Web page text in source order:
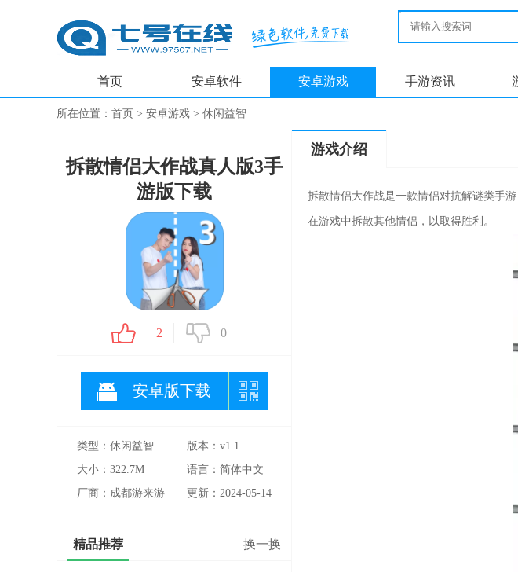
首页 安卓软件 安卓游戏 手游资讯
所在位置： 首页 > 安卓游戏 > 休闲益智
拆散情侣大作战真人版3手
游版下载
2 0
安卓版下载
类型：休闲益智
版本：v1.1
大小：322.7M
语言：简体中文
厂商：成都游来游
司
更新：2024-05-14
精品推荐 换一换
游戏介绍
拆散情侣大作战是一款情侣对抗解谜类手
在游戏中拆散其他情侣，以取得胜利。